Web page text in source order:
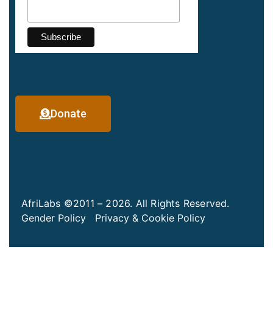
Donate
AfriLabs ©2011 – 2026. All Rights Reserved.
Gender Policy
Privacy & Cookie Policy